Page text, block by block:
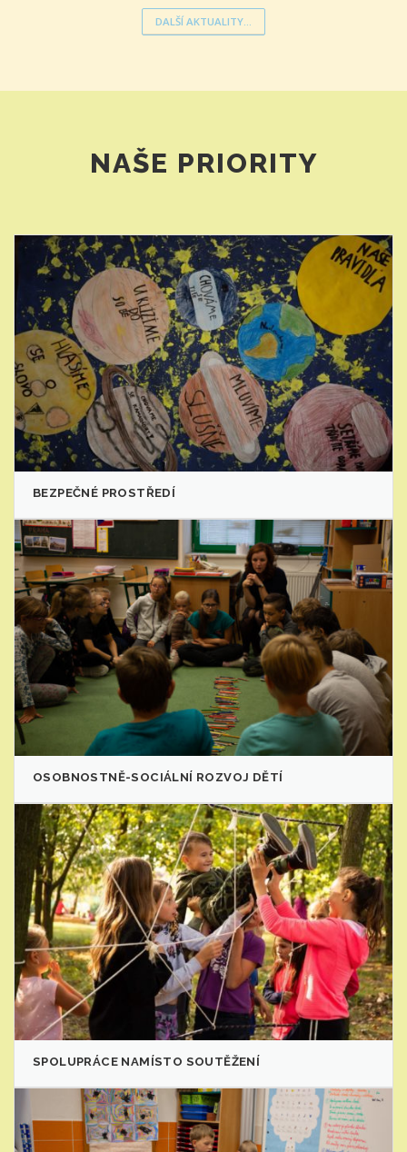
DALŠÍ AKTUALITY...
NAŠE PRIORITY
BEZPEČNÉ PROSTŘEDÍ
OSOBNOSTNĚ-SOCIÁLNÍ ROZVOJ DĚTÍ
SPOLUPRÁCE NAMÍSTO SOUTĚŽENÍ